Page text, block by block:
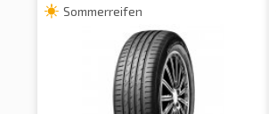
Sommerreifen